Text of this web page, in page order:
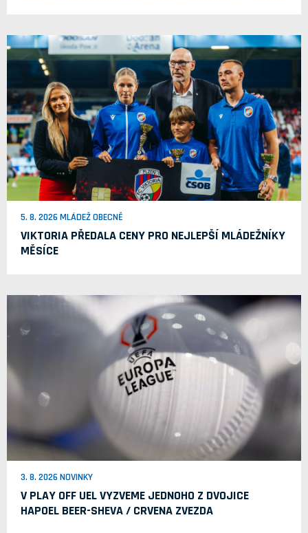
5. 8. 2026 MLÁDEŽ OBECNĚ
VIKTORIA PŘEDALA CENY PRO NEJLEPŠÍ MLÁDEŽNÍKY
MĚSÍCE
3. 8. 2026 NOVINKY
V PLAY OFF UEL VYZVEME JEDNOHO Z DVOJICE
HAPOEL BEER-SHEVA / CRVENA ZVEZDA